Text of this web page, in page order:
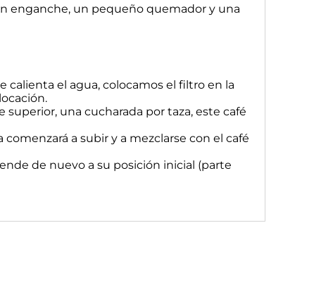
enganche, un pequeño quemador y una
calienta el agua, colocamos el filtro en la
una cucharada por taza, este café
a subir y a mezclarse con el café
de nuevo a su posición inicial (parte